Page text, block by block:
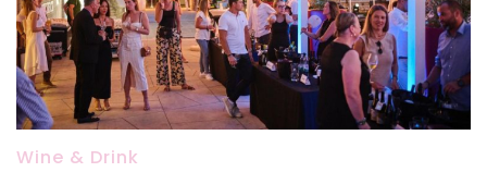
Wine & Drink